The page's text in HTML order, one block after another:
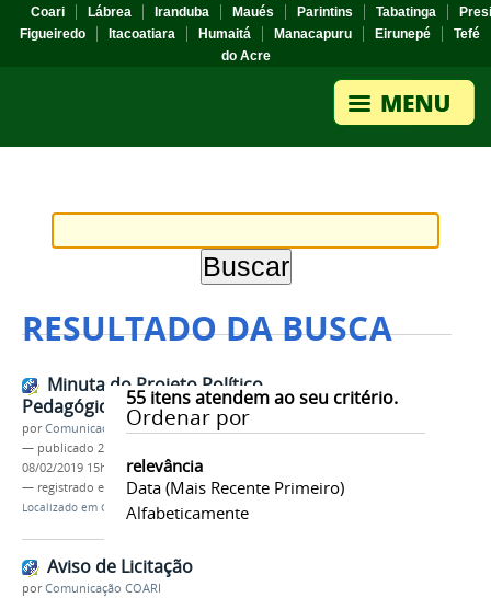
Coari
Lábrea Iranduba Maués Parintins Tabatinga
Figueiredo
Itacoatiara Humaitá Manacapuru Eirunepé
Tefé
do Acre
RESULTADO DA BUSCA
55itens atendem ao seu critério.
Ordenar por
relevância
Data (mais Recente Primeiro)
Alfabeticamente
Minuta do Projeto Político
Pedagógico do IFAM
porComunicação COARI
— publicado 27/11/2018
08/02/2019 15h05
— registrado em:
MINUTA,PPP 2018,IFAM CCO
Localizado em CAMPUS /Coari /Notícias
Aviso de Licitação
porComunicação COARI